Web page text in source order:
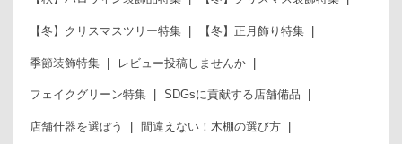
【冬】クリスマスツリー特集 【冬】正月飾り特集
季節装飾特集 レビュー投稿しませんか
フェイクグリーン特集 SDGsに貢献する店舗備品
店舗什器を選ぼう 間違えない！木棚の選び方